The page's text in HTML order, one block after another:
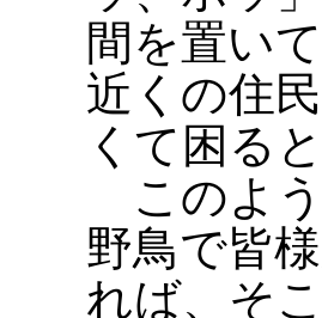
間を置い
近くの住
くて困る
このよう
野鳥で皆
れば、そ